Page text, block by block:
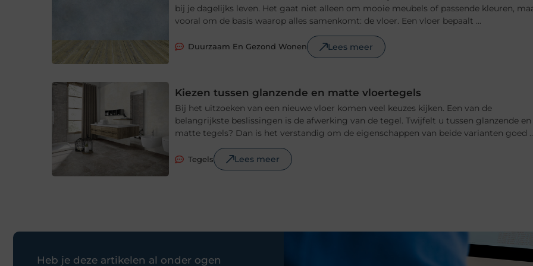
bij je dagelijks leven. Het gaat niet alleen om mooie meubels of passende kleuren,
vooral om de basis waarop alles samenkomt: de vloer. Een vloer bepaalt ...
Duurzaam En Gezond Wonen Lees meer
Kiezen tussen glanzende en matte vloertegels
Bij het uitzoeken van een nieuwe vloer komen veel keuzes kijken. Een van de
belangrijkste beslissingen is de afwerking van de tegel. Twijfelt u tussen glanzende en
matte tegels? Dan is het verstandig om de eigenschappen van beide varianten goed
Tegels Lees meer
Heb je deze artikelen al onder ogen